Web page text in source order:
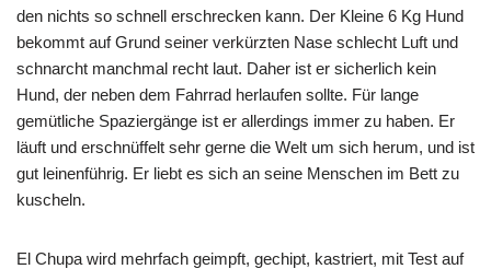
den nichts so schnell erschrecken kann. Der Kleine 6 Kg Hund
bekommt auf Grund seiner verkürzten Nase schlecht Luft und
schnarcht manchmal recht laut. Daher ist er sicherlich kein
Hund, der neben dem Fahrrad herlaufen sollte. Für lange
gemütliche Spaziergänge ist er allerdings immer zu haben. Er
läuft und erschnüffelt sehr gerne die Welt um sich herum, und ist
gut leinenführig. Er liebt es sich an seine Menschen im Bett zu
kuscheln.
El Chupa wird mehrfach geimpft, gechipt, kastriert, mit Test auf